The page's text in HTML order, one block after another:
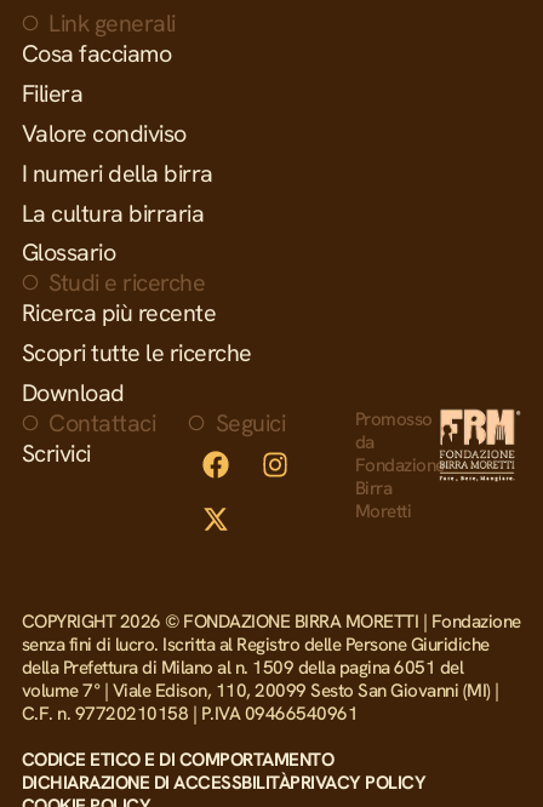
Link generali
Cosa facciamo
Filiera
Valore condiviso
I numeri della birra
La cultura birraria
Glossario
Studi e ricerche
Ricerca più recente
Scopri tutte le ricerche
Download
Contattaci
Scrivici
Seguici
Promosso
da
Fondazione
Birra
Moretti
COPYRIGHT 2026 © FONDAZIONE BIRRA MORETTI | Fondazione
senza fini di lucro. Iscritta al Registro delle Persone Giuridiche
della Prefettura di Milano al n. 1509 della pagina 6051 del
volume 7° | Viale Edison, 110, 20099 Sesto San Giovanni (MI) |
C.F. n. 97720210158 | P.IVA 09466540961
CODICE ETICO E DI COMPORTAMENTO
DICHIARAZIONE DI ACCESSBILITÀPRIVACY POLICY